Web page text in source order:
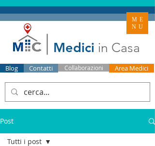
Medici in Casa
Blog Contatti Collaborazioni Area Medici
ME
NU
Post
Tutti i post